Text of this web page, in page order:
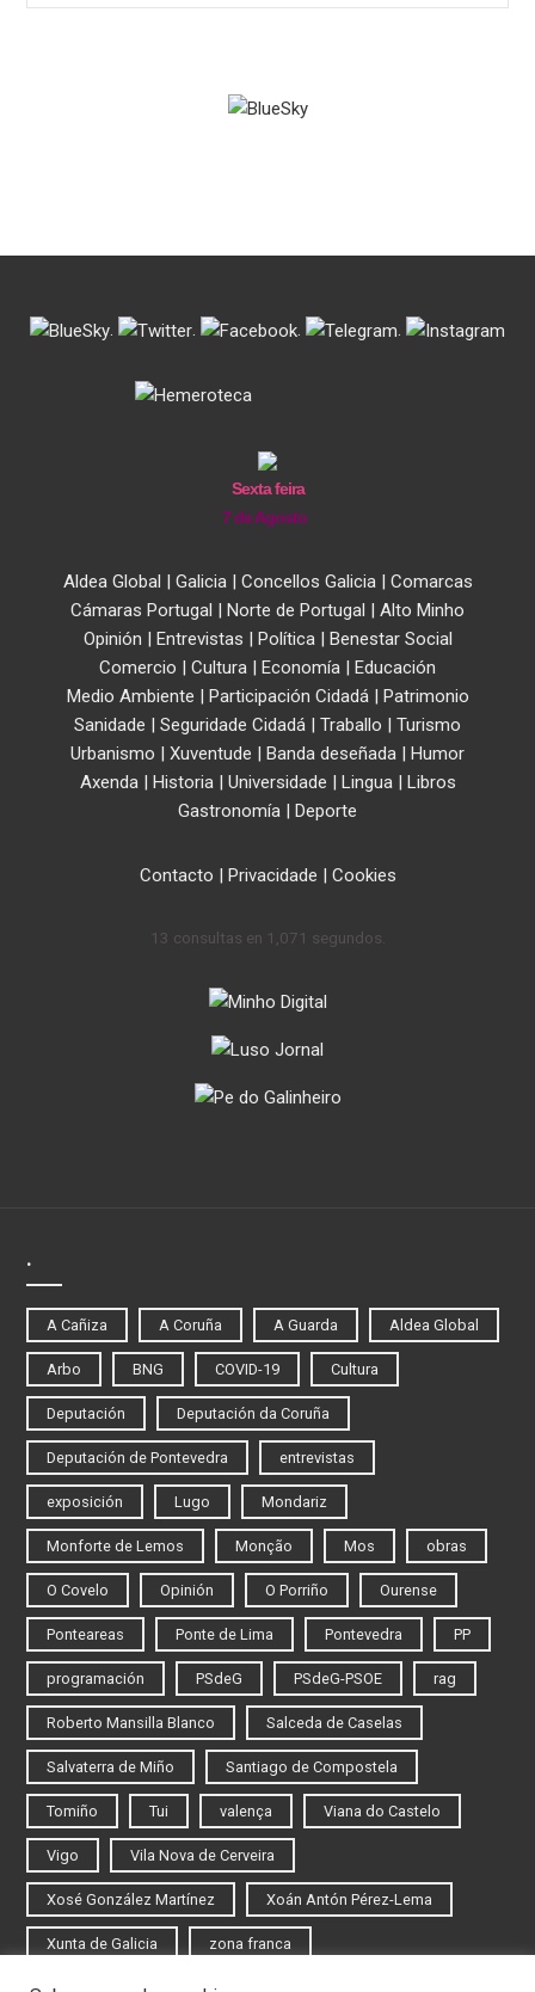
. . . .
Sexta feira
7 de Agosto
Aldea Global | Galicia| Concellos Galicia| Comarcas
Cámaras Portugal | Norte de Portugal | Alto Minho
Opinión | Entrevistas | Política| Benestar Social
Comercio | Cultura | Economía | Educación
Medio Ambiente | Participación Cidadá| Patrimonio
Sanidade | Seguridade Cidadá | Traballo | Turismo
Urbanismo | Xuventude | Banda deseñada | Humor
Axenda| Historia| Universidade | Lingua| Libros
Gastronomía | Deporte
Contacto | Privacidade | Cookies
13 consultas en 1,071 segundos.
.
A Cañiza A Coruña A Guarda Aldea Global
Arbo BNG COVID-19 Cultura
Deputación Deputación da Coruña
Deputación de Pontevedra entrevistas
exposición Lugo Mondariz
Monforte de Lemos Monção Mos obras
O Covelo Opinión O Porriño Ourense
Ponteareas Ponte de Lima Pontevedra PP
programación PSdeG PSdeG-PSOE rag
Roberto Mansilla Blanco Salceda de Caselas
Salvaterra de Miño Santiago de Compostela
Tomiño Tui valença Viana do Castelo
Vigo Vila Nova de Cerveira
Xosé González Martínez Xoán Antón Pérez-Lema
Xunta de Galicia zona franca